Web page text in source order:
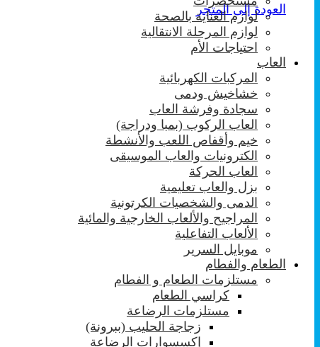
العودة إلى المتجر
لوازم العناية بالصحة
لوازم المرحلة الانتقالية
احتياجات الأم
العاب
المركبات الكهربائية
خشاخيش ودمى
سجادة وفرشة العاب
العاب الركوب (بمبا ودراجة)
خيم وأقفاص اللعب والأنشطة
الكترونيات والعاب الموسيقى
العاب الحركة
بزل والعاب تعليمية
الدمى والشخصيات الكرتونية
المراجيح والألعاب الخارجية والمائية
الألعاب التفاعلية
موبايل السرير
الطعام والفطام
مستلزمات الطعام و الفطام
كراسي الطعام
مستلزمات الرضاعة
زجاجة الحليب (ببرونة)
إكسسوارات الرضاعة